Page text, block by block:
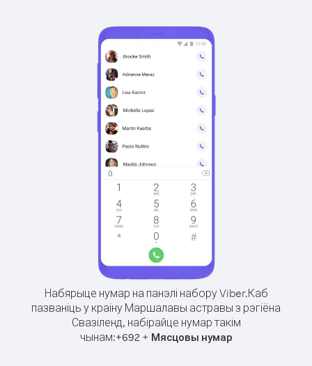
Набярыце нумар на панэлі набору Viber.Каб
пазваніць у краіну Маршалавы астравы з рэгіёна
Свазіленд, набірайце нумар такім
чынам:+692+ Мясцовы нумар